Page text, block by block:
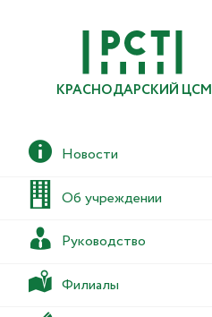
КРАСНОДАРСКИЙ ЦСМ
Новости
Об учреждении
Руководство
Филиалы